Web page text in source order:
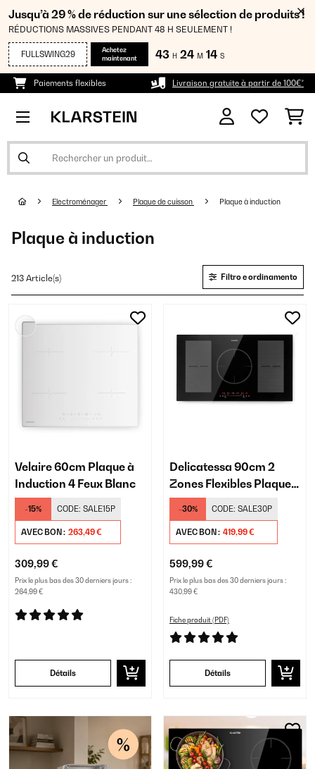
Jusqu’à 29 % de réduction sur une sélection de produits !
RÉDUCTIONS MASSIVES PENDANT 48 H SEULEMENT !
FULLSWING29
Achetez
maintenant
43 H 24 M 13 S
Paiements flexibles Livraison gratuite à partir de 100€*
Electroménager Plaque de cuisson Plaque à induction
Plaque à induction
213 Article(s) Filtro e ordinamento
Velaire 60cm Plaque à
Induction 4 Feux Blanc
-15% CODE: SALE15P
AVEC BON : 263,49 €
309,99 €
Prix le plus bas des 30 derniers jours :
264,99 €
Détails
Delicatessa 90cm 2
Zones Flexibles Plaque à
Induction 5 Feux Noir
-30% CODE: SALE30P
AVEC BON : 419,99 €
599,99 €
Prix le plus bas des 30 derniers jours :
430,99 €
Fiche produit (PDF)
Détails